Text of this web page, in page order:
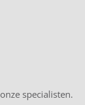
specialisten.